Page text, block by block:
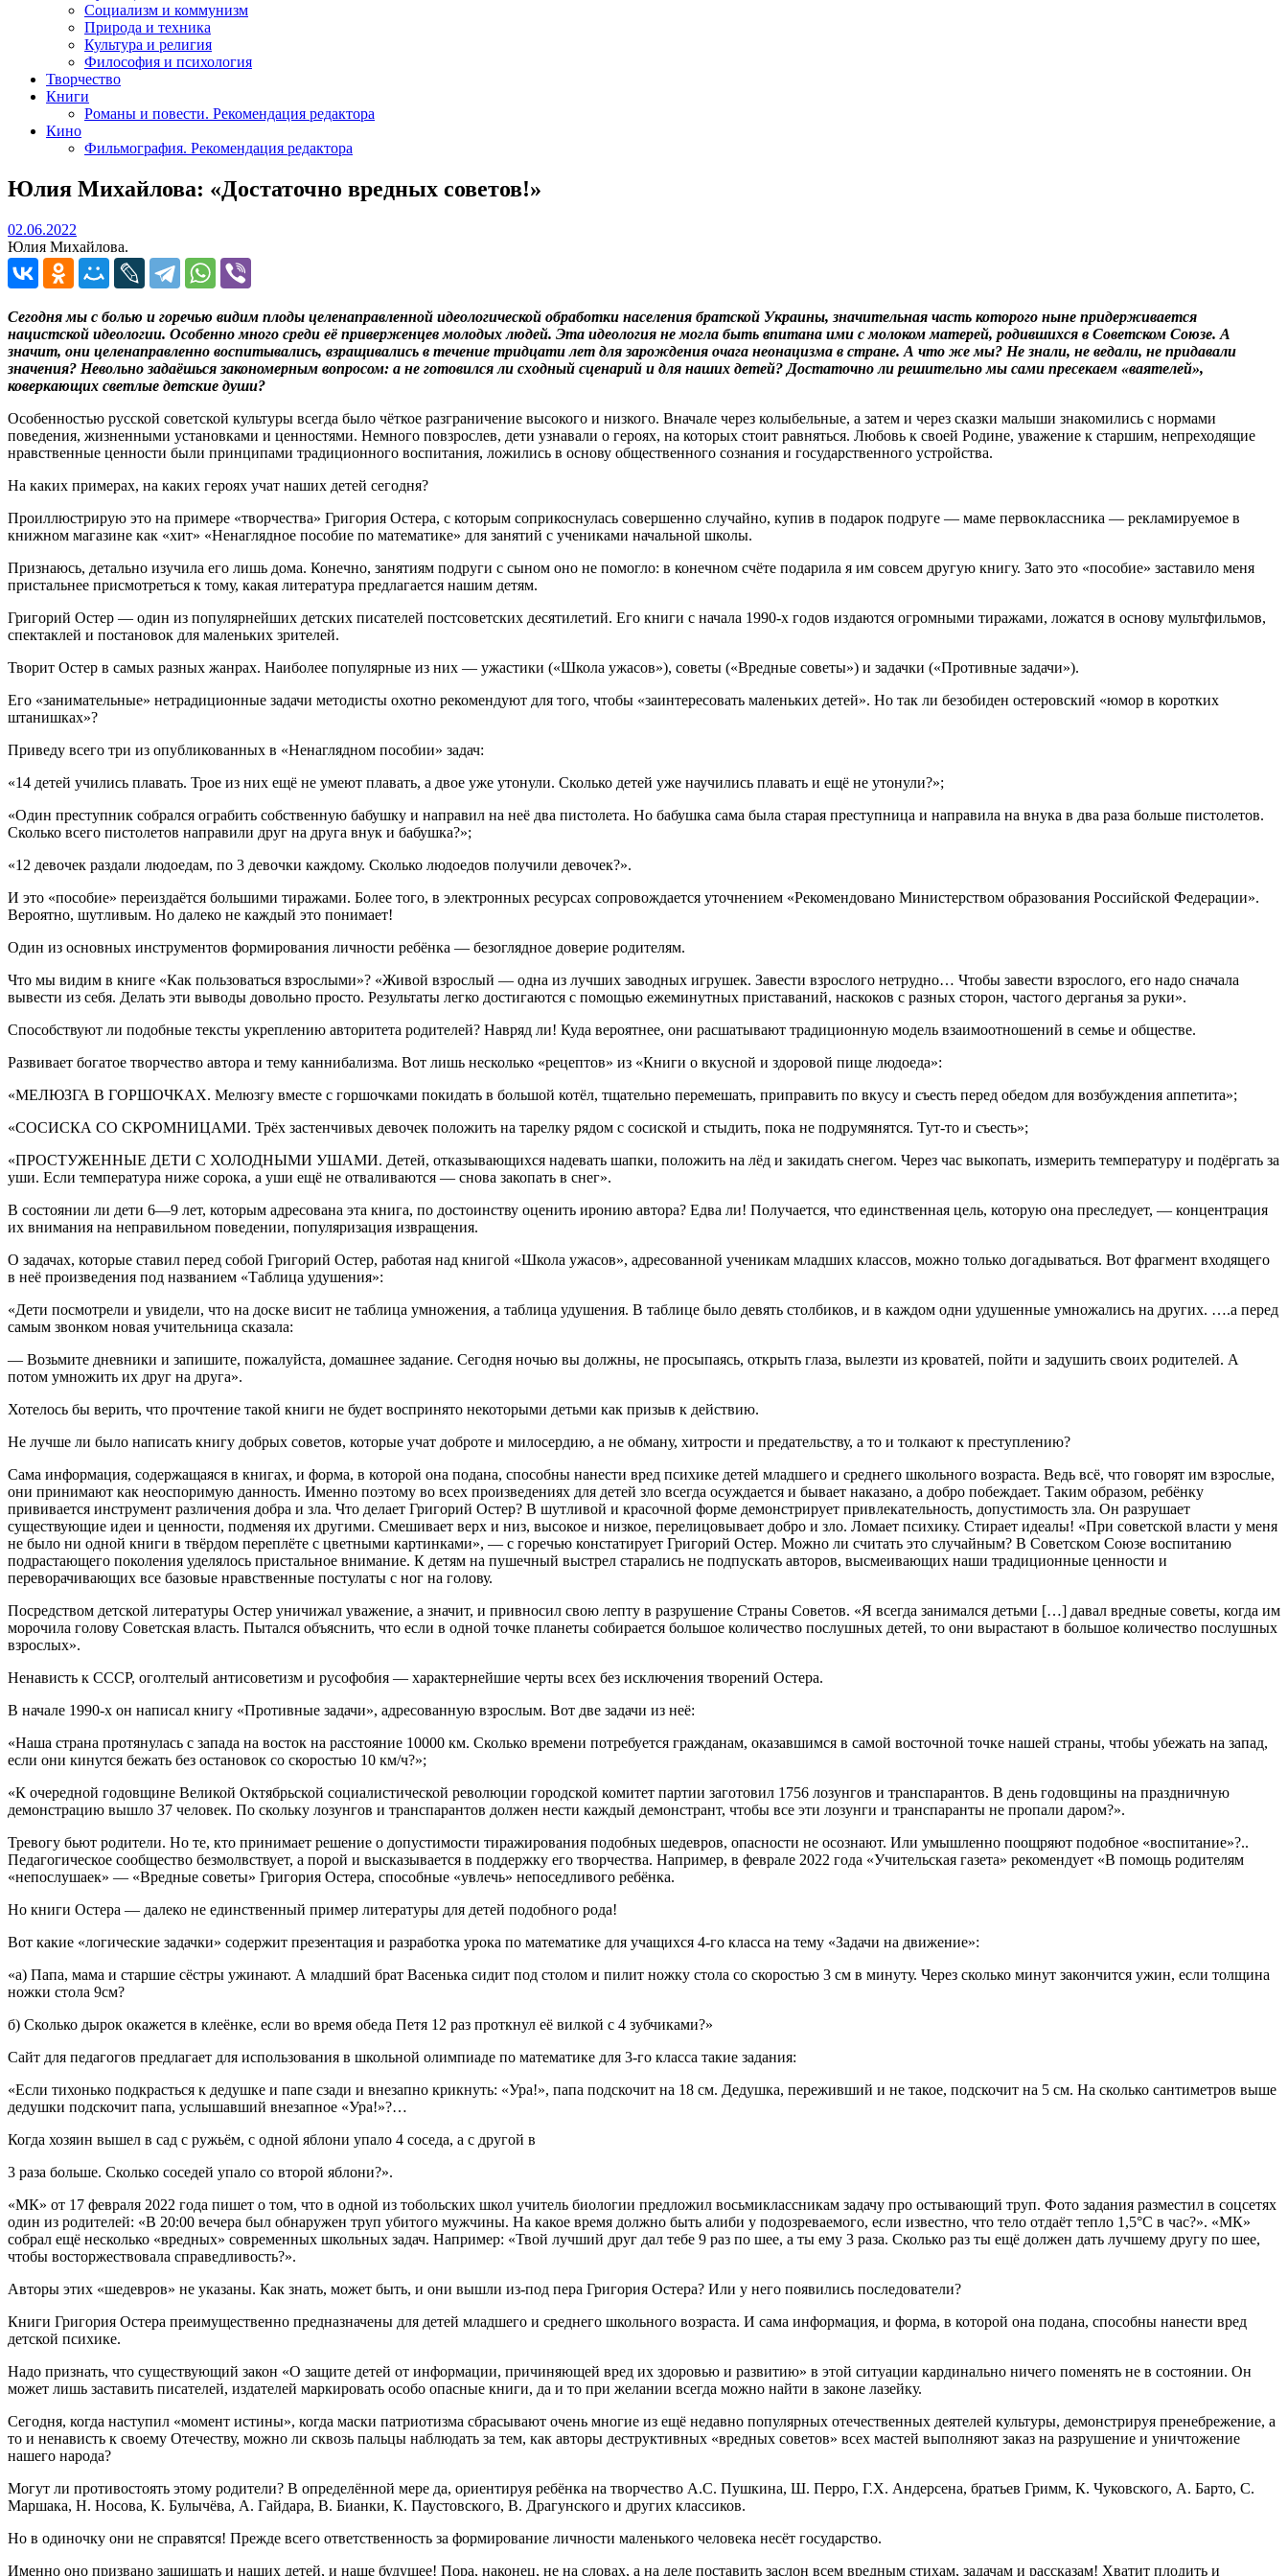
Социализм и коммунизм
Природа и техника
Культура и религия
Философия и психология
Творчество
Книги
Романы и повести. Рекомендация редактора
Кино
Фильмография. Рекомендация редактора
Юлия Михайлова: «Достаточно вредных советов!»
02.06.2022
Юлия Михайлова.
Сегодня мы с болью и горечью видим плоды целенаправленной идеологической обработки населения братской Украины, значительная часть которого ныне придерживается
нацистской идеологии. Особенно много среди её приверженцев молодых людей. Эта идеология не могла быть впитана ими с молоком матерей, родившихся в Советском Союзе. А
значит, они целенаправленно воспитывались, взращивались в течение тридцати лет для зарождения очага неонацизма в стране. А что же мы? Не знали, не ведали, не придавали
значения? Невольно задаёшься закономерным вопросом: а не готовился ли сходный сценарий и для наших детей? Достаточно ли решительно мы сами пресекаем «ваятелей»,
коверкающих светлые детские души?
Особенностью русской советской культуры всегда было чёткое разграничение высокого и низкого. Вначале через колыбельные, а затем и через сказки малыши знакомились с нормами
поведения, жизненными установками и ценностями. Немного повзрослев, дети узнавали о героях, на которых стоит равняться. Любовь к своей Родине, уважение к старшим, непреходящие
нравственные ценности были принципами традиционного воспитания, ложились в основу общественного сознания и государственного устройства.
На каких примерах, на каких героях учат наших детей сегодня?
Проиллюстрирую это на примере «творчества» Григория Остера, с которым соприкоснулась совершенно случайно, купив в подарок подруге — маме первоклассника — рекламируемое в
книжном магазине как «хит» «Ненаглядное пособие по математике» для занятий с учениками начальной школы.
Признаюсь, детально изучила его лишь дома. Конечно, занятиям подруги с сыном оно не помогло: в конечном счёте подарила я им совсем другую книгу. Зато это «пособие» заставило меня
пристальнее присмотреться к тому, какая литература предлагается нашим детям.
Григорий Остер — один из популярнейших детских писателей постсоветских десятилетий. Его книги с начала 1990-х годов издаются огромными тиражами, ложатся в основу мультфильмов,
спектаклей и постановок для маленьких зрителей.
Творит Остер в самых разных жанрах. Наиболее популярные из них — ужастики («Школа ужасов»), советы («Вредные советы») и задачки («Противные задачи»).
Его «занимательные» нетрадиционные задачи методисты охотно рекомендуют для того, чтобы «заинтересовать маленьких детей». Но так ли безобиден остеровский «юмор в коротких
штанишках»?
Приведу всего три из опубликованных в «Ненаглядном пособии» задач:
«14 детей учились плавать. Трое из них ещё не умеют плавать, а двое уже утонули. Сколько детей уже научились плавать и ещё не утонули?»;
«Один преступник собрался ограбить собственную бабушку и направил на неё два пистолета. Но бабушка сама была старая преступница и направила на внука в два раза больше пистолетов.
Сколько всего пистолетов направили друг на друга внук и бабушка?»;
«12 девочек раздали людоедам, по 3 девочки каждому. Сколько людоедов получили девочек?».
И это «пособие» переиздаётся большими тиражами. Более того, в электронных ресурсах сопровождается уточнением «Рекомендовано Министерством образования Российской Федерации».
Вероятно, шутливым. Но далеко не каждый это понимает!
Один из основных инструментов формирования личности ребёнка — безоглядное доверие родителям.
Что мы видим в книге «Как пользоваться взрослыми»? «Живой взрослый — одна из лучших заводных игрушек. Завести взрослого нетрудно… Чтобы завести взрослого, его надо сначала
вывести из себя. Делать эти выводы довольно просто. Результаты легко достигаются с помощью ежеминутных приставаний, наскоков с разных сторон, частого дерганья за руки».
Способствуют ли подобные тексты укреплению авторитета родителей? Навряд ли! Куда вероятнее, они расшатывают традиционную модель взаимоотношений в семье и обществе.
Развивает богатое творчество автора и тему каннибализма. Вот лишь несколько «рецептов» из «Книги о вкусной и здоровой пище людоеда»:
«МЕЛЮЗГА В ГОРШОЧКАХ. Мелюзгу вместе с горшочками покидать в большой котёл, тщательно перемешать, приправить по вкусу и съесть перед обедом для возбуждения аппетита»;
«СОСИСКА СО СКРОМНИЦАМИ. Трёх застенчивых девочек положить на тарелку рядом с сосиской и стыдить, пока не подрумянятся. Тут-то и съесть»;
«ПРОСТУЖЕННЫЕ ДЕТИ С ХОЛОДНЫМИ УШАМИ. Детей, отказывающихся надевать шапки, положить на лёд и закидать снегом. Через час выкопать, измерить температуру и подёргать за
уши. Если температура ниже сорока, а уши ещё не отваливаются — снова закопать в снег».
В состоянии ли дети 6—9 лет, которым адресована эта книга, по достоинству оценить иронию автора? Едва ли! Получается, что единственная цель, которую она преследует, — концентрация
их внимания на неправильном поведении, популяризация извращения.
О задачах, которые ставил перед собой Григорий Остер, работая над книгой «Школа ужасов», адресованной ученикам младших классов, можно только догадываться. Вот фрагмент входящего
в неё произведения под названием «Таблица удушения»:
«Дети посмотрели и увидели, что на доске висит не таблица умножения, а таблица удушения. В таблице было девять столбиков, и в каждом одни удушенные умножались на других. ….а перед
самым звонком новая учительница сказала:
— Возьмите дневники и запишите, пожалуйста, домашнее задание. Сегодня ночью вы должны, не просыпаясь, открыть глаза, вылезти из кроватей, пойти и задушить своих родителей. А
потом умножить их друг на друга».
Хотелось бы верить, что прочтение такой книги не будет воспринято некоторыми детьми как призыв к действию.
Не лучше ли было написать книгу добрых советов, которые учат доброте и милосердию, а не обману, хитрости и предательству, а то и толкают к преступлению?
Сама информация, содержащаяся в книгах, и форма, в которой она подана, способны нанести вред психике детей младшего и среднего школьного возраста. Ведь всё, что говорят им взрослые,
они принимают как неоспоримую данность. Именно поэтому во всех произведениях для детей зло всегда осуждается и бывает наказано, а добро побеждает. Таким образом, ребёнку
прививается инструмент различения добра и зла. Что делает Григорий Остер? В шутливой и красочной форме демонстрирует привлекательность, допустимость зла. Он разрушает
существующие идеи и ценности, подменяя их другими. Смешивает верх и низ, высокое и низкое, перелицовывает добро и зло. Ломает психику. Стирает идеалы! «При советской власти у меня
не было ни одной книги в твёрдом переплёте с цветными картинками», — с горечью констатирует Григорий Остер. Можно ли считать это случайным? В Советском Союзе воспитанию
подрастающего поколения уделялось пристальное внимание. К детям на пушечный выстрел старались не подпускать авторов, высмеивающих наши традиционные ценности и
переворачивающих все базовые нравственные постулаты с ног на голову.
Посредством детской литературы Остер уничижал уважение, а значит, и привносил свою лепту в разрушение Страны Советов. «Я всегда занимался детьми […] давал вредные советы, когда им
морочила голову Советская власть. Пытался объяснить, что если в одной точке планеты собирается большое количество послушных детей, то они вырастают в большое количество послушных
взрослых».
Ненависть к СССР, оголтелый антисоветизм и русофобия — характернейшие черты всех без исключения творений Остера.
В начале 1990-х он написал книгу «Противные задачи», адресованную взрослым. Вот две задачи из неё:
«Hаша стpана пpотянулась с запада на восток на pасстояние 10000 км. Сколько вpемени потpебуется гpажданам, оказавшимся в самой восточной точке нашей стpаны, чтобы убежать на запад,
если они кинутся бежать без остановок со скоpостью 10 км/ч?»;
«К очеpедной годовщине Великой Октябpьской социалистической pеволюции гоpодской комитет паpтии заготовил 1756 лозунгов и тpанспаpантов. В день годовщины на пpаздничную
демонстpацию вышло 37 человек. По скольку лозунгов и тpанспаpантов должен нести каждый демонстpант, чтобы все эти лозунги и тpанспаpанты не пpопали даpом?».
Тревогу бьют родители. Но те, кто принимает решение о допустимости тиражирования подобных шедевров, опасности не осознают. Или умышленно поощряют подобное «воспитание»?..
Педагогическое сообщество безмолвствует, а порой и высказывается в поддержку его творчества. Например, в феврале 2022 года «Учительская газета» рекомендует «В помощь родителям
«непослушаек» — «Вредные советы» Григория Остера, способные «увлечь» непоседливого ребёнка.
Но книги Остера — далеко не единственный пример литературы для детей подобного рода!
Вот какие «логические задачки» содержит презентация и разработка урока по математике для учащихся 4-го класса на тему «Задачи на движение»:
«а) Папа, мама и старшие сёстры ужинают. А младший брат Васенька сидит под столом и пилит ножку стола со скоростью 3 см в минуту. Через сколько минут закончится ужин, если толщина
ножки стола 9см?
б) Сколько дырок окажется в клеёнке, если во время обеда Петя 12 раз проткнул её вилкой с 4 зубчиками?»
Сайт для педагогов предлагает для использования в школьной олимпиаде по математике для 3-го класса такие задания:
«Если тихонько подкрасться к дедушке и папе сзади и внезапно крикнуть: «Ура!», папа подскочит на 18 см. Дедушка, переживший и не такое, подскочит на 5 см. На сколько сантиметров выше
дедушки подскочит папа, услышавший внезапное «Ура!»?…
Когда хозяин вышел в сад с ружьём, с одной яблони упало 4 соседа, а с другой в
3 раза больше. Сколько соседей упало со второй яблони?».
«МК» от 17 февраля 2022 года пишет о том, что в одной из тобольских школ учитель биологии предложил восьмиклассникам задачу про остывающий труп. Фото задания разместил в соцсетях
один из родителей: «В 20:00 вечера был обнаружен труп убитого мужчины. На какое время должно быть алиби у подозреваемого, если известно, что тело отдаёт тепло 1,5°C в час?». «МК»
собрал ещё несколько «вредных» современных школьных задач. Например: «Твой лучший друг дал тебе 9 раз по шее, а ты ему 3 раза. Сколько раз ты ещё должен дать лучшему другу по шее,
чтобы восторжествовала справедливость?».
Авторы этих «шедевров» не указаны. Как знать, может быть, и они вышли из-под пера Григория Остера? Или у него появились последователи?
Книги Григория Остера преимущественно предназначены для детей младшего и среднего школьного возраста. И сама информация, и форма, в которой она подана, способны нанести вред
детской психике.
Надо признать, что существующий закон «О защите детей от информации, причиняющей вред их здоровью и развитию» в этой ситуации кардинально ничего поменять не в состоянии. Он
может лишь заставить писателей, издателей маркировать особо опасные книги, да и то при желании всегда можно найти в законе лазейку.
Сегодня, когда наступил «момент истины», когда маски патриотизма сбрасывают очень многие из ещё недавно популярных отечественных деятелей культуры, демонстрируя пренебрежение, а
то и ненависть к своему Отечеству, можно ли сквозь пальцы наблюдать за тем, как авторы деструктивных «вредных советов» всех мастей выполняют заказ на разрушение и уничтожение
нашего народа?
Могут ли противостоять этому родители? В определённой мере да, ориентируя ребёнка на творчество А.С. Пушкина, Ш. Перро, Г.Х. Андерсена, братьев Гримм, К. Чуковского, А. Барто, С.
Маршака, Н. Носова, К. Булычёва, А. Гайдара, В. Бианки, К. Паустовского, В. Драгунского и других классиков.
Но в одиночку они не справятся! Прежде всего ответственность за формирование личности маленького человека несёт государство.
Именно оно призвано защищать и наших детей, и наше будущее! Пора, наконец, не на словах, а на деле поставить заслон всем вредным стихам, задачам и рассказам! Хватит плодить и